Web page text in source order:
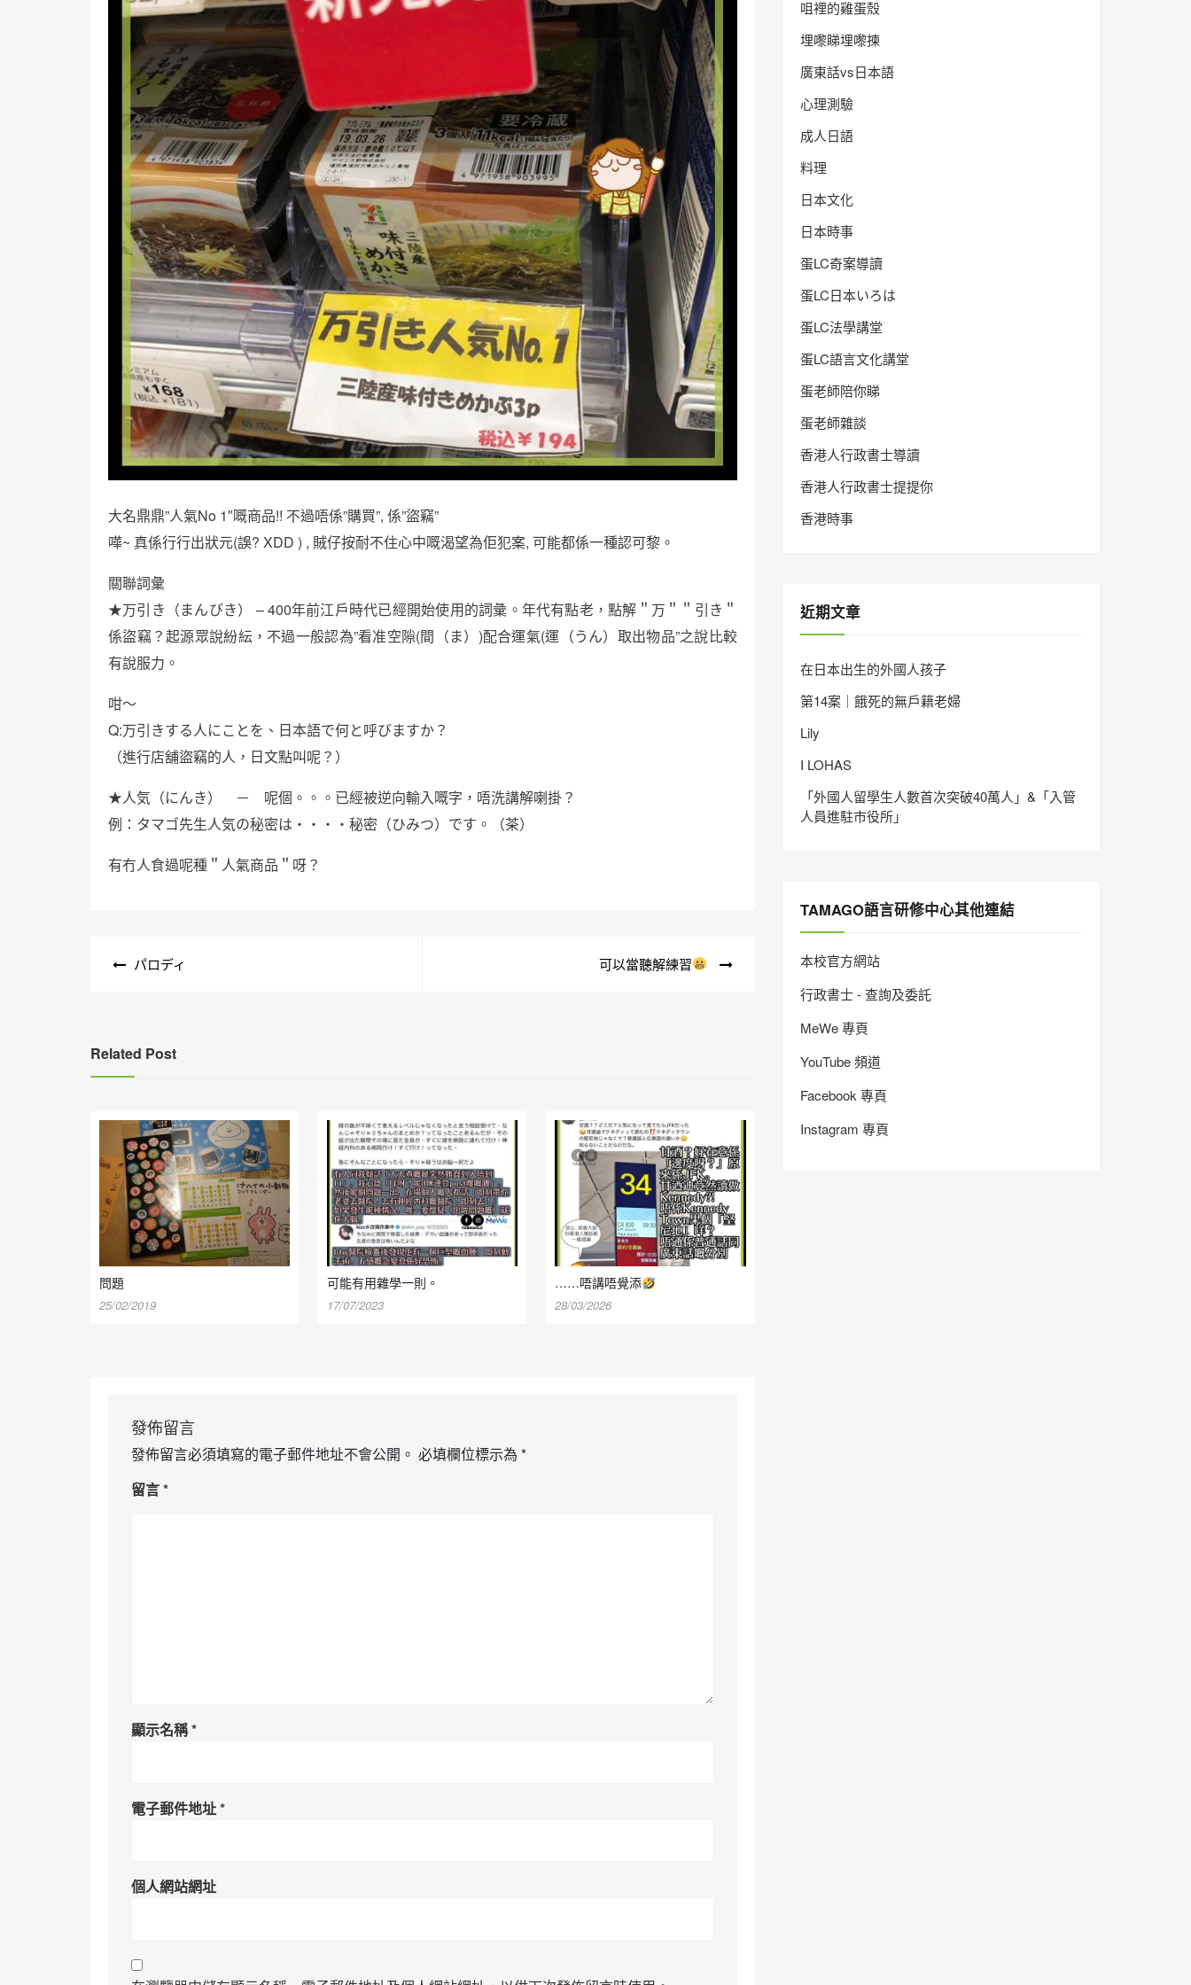
大名鼎鼎”人氣No 1″嘅商品!! 不過唔係”購買”, 係”盜竊”
嘩~ 真係行行出狀元(誤? XDD ) , 賊仔按耐不住心中嘅渴望為佢犯案, 可能都係一種認可黎。
關聯詞彙
★万引き（まんびき） – 400年前江戶時代已經開始使用的詞彙。年代有點老，點解＂万＂＂引き＂
係盜竊？起源眾說紛紜，不過一般認為”看准空隙(間（ま）)配合運氣(運（うん）取出物品”之說比較
有說服力。
咁～
Q:万引きする人にことを、日本語で何と呼びますか？
（進行店舖盜竊的人，日文點叫呢？）
★人気（にんき） － 呢個。。。已經被逆向輸入嘅字，唔洗講解喇掛？
例：タマゴ先生人気の秘密は・・・・秘密（ひみつ）です。（茶）
有冇人食過呢種＂人氣商品＂呀？
パロディ 可以當聽解練習
Related Post
問題
25/02/2019
可能有用雜學一則。
17/07/2023
……唔講唔覺添
28/03/2026
發佈留言
發佈留言必須填寫的電子郵件地址不會公開。 必填欄位標示為 *
留言*
顯示名稱*
電子郵件地址*
個人網站網址
咀裡的雞蛋殼
埋嚟睇埋嚟揀
廣東話vs日本語
心理測驗
成人日語
料理
日本文化
日本時事
蛋LC奇案導讀
蛋LC日本いろは
蛋LC法學講堂
蛋LC語言文化講堂
蛋老師陪你睇
蛋老師雜談
香港人行政書士導讀
香港人行政書士提提你
香港時事
近期文章
在日本出生的外國人孩子
第14案｜餓死的無戶籍老婦
Lily
I LOHAS
「外國人留學生人數首次突破40萬人」&「入管
人員進駐市役所」
TAMAGO語言研修中心其他連結
本校官方網站
行政書士 - 查詢及委託
MeWe 專頁
YouTube 頻道
Facebook 專頁
Instagram 專頁